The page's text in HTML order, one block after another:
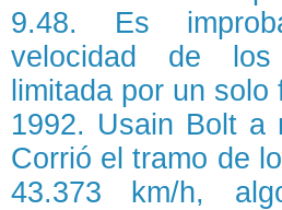
9.48. Es
velocidad de
limitada por un solo
1992. Usain Bolt a
Corrió el tramo de
43.373 km/h,